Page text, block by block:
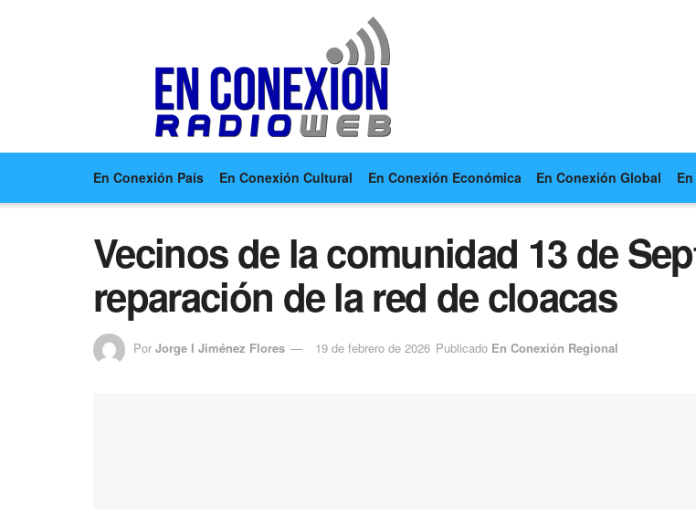
En Conexión País En Conexión Cultural En Conexión Económica En Conexión Global
Vecinos de la comunidad 13 de
reparación de la red de cloacas
Por Jorge I Jiménez Flores 19 de febrero de 2026 Publicado En Conexión Regional